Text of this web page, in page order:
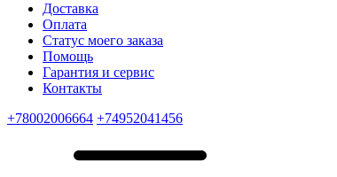
Доставка
Оплата
Статус моего заказа
Помощь
Гарантия и сервис
Контакты
+78002006664 +74952041456